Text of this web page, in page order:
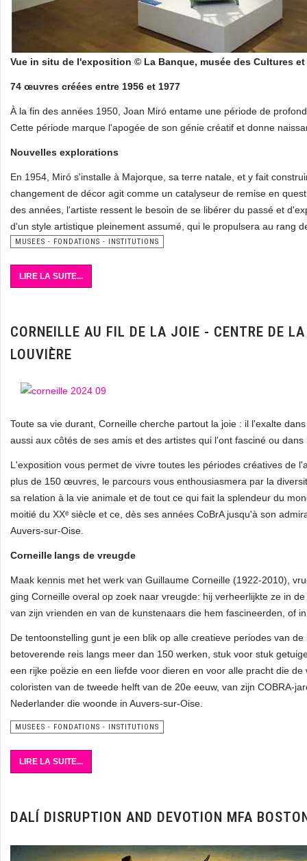
Vue in situ de l'exposition © La Banque, musée des Cultures et
74 œuvres créées entre 1956 et 1977
À la fin des années 1950, Joan Miró entame une période de
Cette période marque l'apogée de son génie créatif et donne
Nouvelles explorations
En 1954, Miró s'installe à Majorque, sa terre natale, et y fait
changement de décor agit comme un catalyseur de remise en
des années, l'artiste ressent le besoin de se libérer du passé et
d'un style artistique pleinement assumé, qui le propulsera au rang
MUSEES - FONDATIONS - INSTITUTIONS
LIRE LA SUITE...
CORNEILLE AU FIL DE LA JOIE - CENTRE DE
LOUVIÈRE
Toute sa vie durant, Corneille cherche partout la joie : il l'exalte
aussi aux côtés de ses amis et des artistes qui l'ont fasciné ou
L'exposition vous permet de vivre toutes les périodes créatives de
plus de 150 œuvres, le parcours vous enthousiasmera par la
sa relation à la vie animale et de tout ce qui fait la splendeur du
moitié du XXᵉ siècle et ce, dès ses années CoBrA jusqu'à son
Auvers‑sur‑Oise.
Corneille langs de vreugde
Maak kennis met het werk van Guillaume Corneille (1922-2010),
ging Corneille overal op zoek naar vreugde: hij verheerlijkte ze in
van zijn vrienden en van de kunstenaars die hem fascineerden, of
De tentoonstelling gunt je een blik op alle creatieve periodes van
betoverende reis langs meer dan 150 werken, stuk voor stuk
een rijke poëzie en een liefde voor dieren en voor alle pracht die
coloristen van de tweede helft van de 20e eeuw, van zijn COBRA-
Nederlander die woonde in Auvers-sur-Oise.
MUSEES - FONDATIONS - INSTITUTIONS
LIRE LA SUITE...
DALÍ DISRUPTION AND DEVOTION MFA